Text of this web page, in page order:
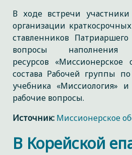
В ходе встречи
организации
ставленников
вопросы наполнения
ресурсов «Миссионерское
состава Рабочей группы
учебника «Миссиология»
рабочие вопросы.
Источник: Миссионерское
В Корейской